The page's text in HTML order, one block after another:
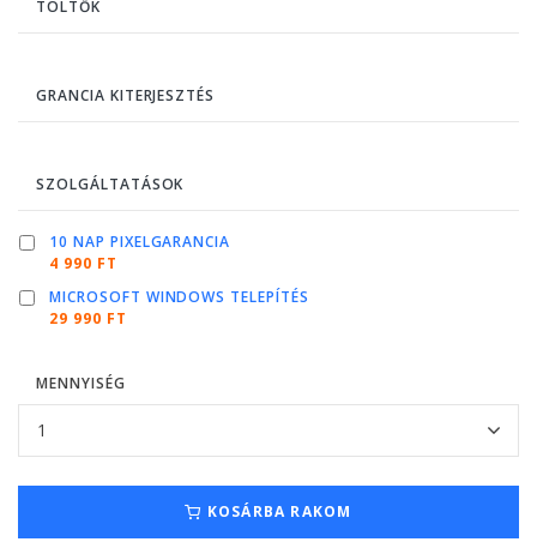
TÖLTŐK
GRANCIA KITERJESZTÉS
SZOLGÁLTATÁSOK
10 NAP PIXELGARANCIA
4 990 FT
MICROSOFT WINDOWS TELEPÍTÉS
29 990 FT
MENNYISÉG
KOSÁRBA RAKOM